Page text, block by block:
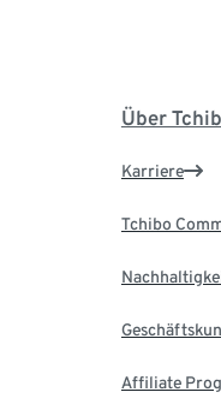
Über
Karriere
Tchibo
Affiliate